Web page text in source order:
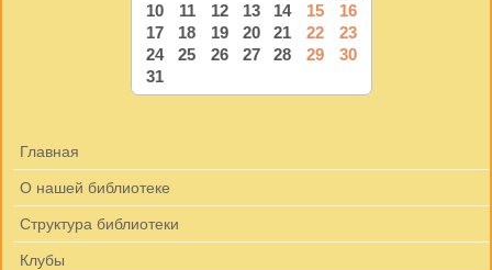
10
11 12 13 14 15
16
17
18 19 20 21 22
23
24
25 26 27 28 29
30
31
Главная
О нашей библиотеке
Структура библиотеки
Клубы